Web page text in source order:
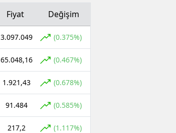
Fiyat Değişim
3.097.049 (0.375%)
65.048,16 (0.467%)
1.921,43 (0.678%)
91.484 (0.585%)
217,2 (1.117%)